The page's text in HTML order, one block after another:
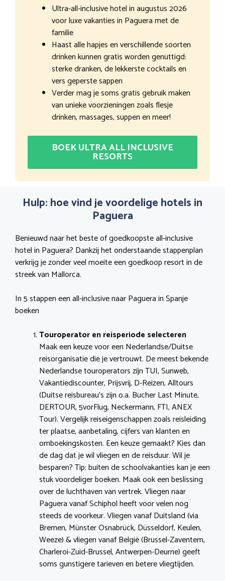
Ultra-all-inclusive hotel in augustus 2026
voor luxe vakanties in Paguera met de
familie
Haast alle hapjes en verschillende soorten
drinken kunnen gratis worden genuttigd:
sterke dranken, de lekkerste cocktails en
vers geperste sappen
Verder mag je soms gratis gebruik maken
van unieke voorzieningen zoals flesje
drinken, massages, suppen en meer!
BOEK ULTRA ALL INCLUSIVE
RESORTS
Hulp: hoe vind je voordelige hotels in
Paguera
Benieuwd naar het beste of goedkoopste all-inclusive
hotel in Paguera? Dankzij het onderstaande stappenplan
verkrijg je zonder veel moeite een goedkoop resort in de
streek van Mallorca.
In 5 stappen een all-inclusive naar Paguera in Spanje
boeken
Touroperator en reisperiode selecteren
Maak een keuze voor een Nederlandse/Duitse
reisorganisatie die je vertrouwt. De meest bekende
Nederlandse touroperators zijn TUI, Sunweb,
Vakantiediscounter, Prijsvrij, D-Reizen, Alltours
(Duitse reisbureau’s zijn o.a. Bucher Last Minute,
DERTOUR, 5vorFlug, Neckermann, FTI, ANEX
Tour). Vergelijk reiseigenschappen zoals reisleiding
ter plaatse, aanbetaling, cijfers van klanten en
omboekingskosten. Een keuze gemaakt? Kies dan
de dag dat je wil vliegen en de reisduur. Wil je
besparen? Tip: buiten de schoolvakanties kan je een
stuk voordeliger boeken. Maak ook een beslissing
over de luchthaven van vertrek. Vliegen naar
Paguera vanaf Schiphol heeft voor velen nog
steeds de voorkeur. Vliegen vanaf Duitsland (via
Bremen, Münster Osnabrück, Düsseldorf, Keulen,
Weeze) & vliegen vanaf België (Brussel-Zaventem,
Charleroi-Zuid-Brussel, Antwerpen-Deurne) geeft
soms gunstigere tarieven en betere vliegtijden.